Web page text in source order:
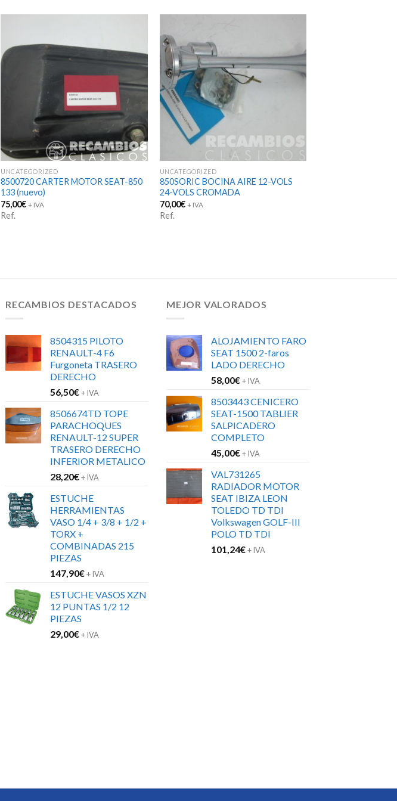
UNCATEGORIZED
8500720 CARTER MOTOR SEAT-850
133 (nuevo)
75,00€ + IVA
Ref.
UNCATEGORIZED
850SORIC BOCINA AIRE 12-VOLS
24-VOLS CROMADA
70,00€ + IVA
Ref.
RECAMBIOS DESTACADOS
8504315 PILOTO
RENAULT-4 F6
Furgoneta TRASERO
DERECHO
56,50€+ IVA
8506674TD TOPE
PARACHOQUES
RENAULT-12 SUPER
TRASERO DERECHO
INFERIOR METALICO
28,20€+ IVA
ESTUCHE
HERRAMIENTAS
VASO 1/4 + 3/8 + 1/2 +
TORX +
COMBINADAS 215
PIEZAS
147,90€+ IVA
ESTUCHE VASOS XZN
12 PUNTAS 1/2 12
PIEZAS
29,00€+ IVA
MEJOR VALORADOS
ALOJAMIENTO FARO
SEAT 1500 2-faros
LADO DERECHO
58,00€+ IVA
8503443 CENICERO
SEAT-1500 TABLIER
SALPICADERO
COMPLETO
45,00€+ IVA
VAL731265
RADIADOR MOTOR
SEAT IBIZA LEON
TOLEDO TD TDI
Volkswagen GOLF-III
POLO TD TDI
101,24€+ IVA